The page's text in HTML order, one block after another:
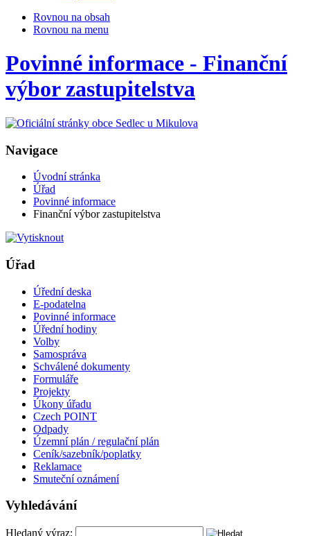
Rovnou na obsah
Rovnou na menu
Povinné informace - Finanční
výbor zastupitelstva
Navigace
Úvodní stránka
Úřad
Povinné informace
Finanční výbor zastupitelstva
Úřad
Úřední deska
E-podatelna
Povinné informace
Úřední hodiny
Volby
Samospráva
Schválené dokumenty
Formuláře
Projekty
Úkony úřadu
Czech POINT
Odpady
Územní plán / regulační plán
Ceník/sazebník/poplatky
Reklamace
Smuteční oznámení
Vyhledávání
Hledaný výraz: